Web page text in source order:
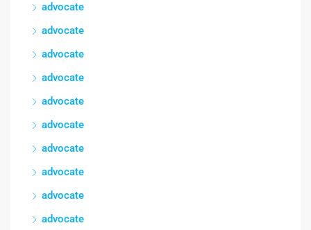
advocate
advocate
advocate
advocate
advocate
advocate
advocate
advocate
advocate
advocate